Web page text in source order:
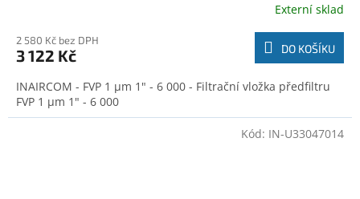
Externí sklad
2 580 Kč bez DPH
3 122 Kč DO KOŠÍKU
INAIRCOM - FVP 1 µm 1" - 6 000 - Filtrační vložka předfiltru
FVP 1 µm 1" - 6 000
Kód: IN-U33047014